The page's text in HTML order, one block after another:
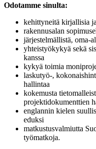
Odotamme sinulta:
kehittyneitä kirjallisia
rakennusalan
järjestelmällistä, oma-
yhteistyökykyä sekä
kanssa
kykyä toimia
laskutyö-,
hallintaa
kokemusta
projektidokumenttien
englannin kielen
eduksi
matkustusvalmiutta
työmatkoja.